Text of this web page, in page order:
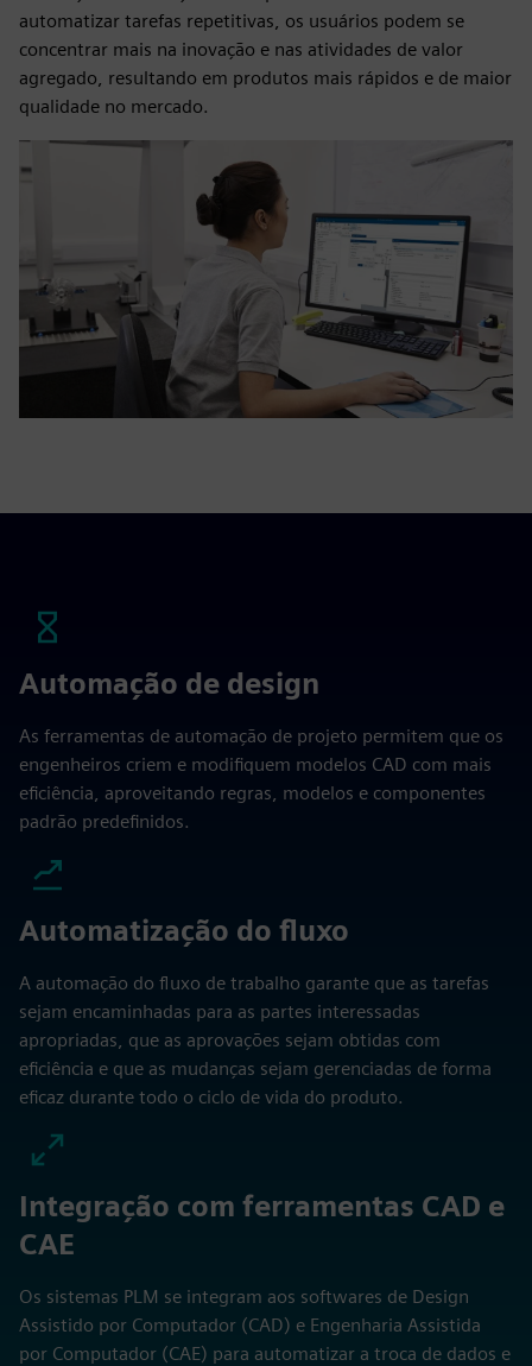
automatizar tarefas repetitivas, os usuários podem se
concentrar mais na inovação e nas atividades de valor
agregado, resultando em produtos mais rápidos e de maior
qualidade no mercado.
Automação de design
As ferramentas de automação de projeto permitem que os
engenheiros criem e modifiquem modelos CAD com mais
eficiência, aproveitando regras, modelos e componentes
padrão predefinidos.
Automatização do fluxo
A automação do fluxo de trabalho garante que as tarefas
sejam encaminhadas para as partes interessadas
apropriadas, que as aprovações sejam obtidas com
eficiência e que as mudanças sejam gerenciadas de forma
eficaz durante todo o ciclo de vida do produto.
Integração com ferramentas CAD e
CAE
Os sistemas PLM se integram aos softwares de Design
Assistido por Computador (CAD) e Engenharia Assistida
por Computador (CAE) para automatizar a troca de dados e